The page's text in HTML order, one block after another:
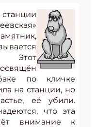
Этот
по кличке
на станции, но
её убили.
что эта
внимание к